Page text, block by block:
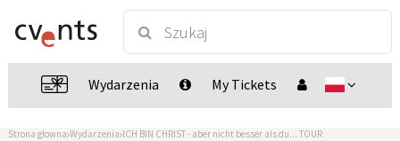
Wydarzenia My Tickets
Strona głowna Wydarzenia ICH BIN CHRIST - aber nicht besser als du... TOUR